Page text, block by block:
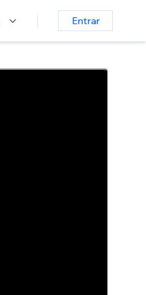
Entrar